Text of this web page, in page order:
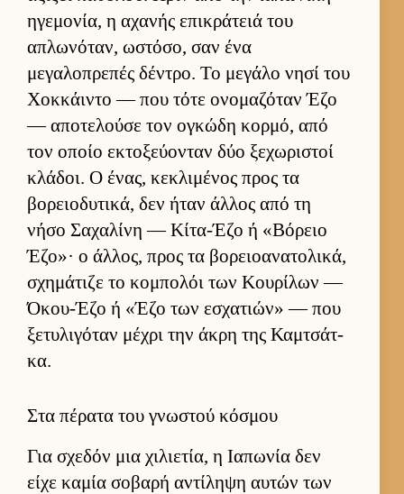
ηγεμονία, η αχανής επικράτειά του
απλωνόταν, ωστόσο, σαν ένα
μεγαλοπρεπές δέντρο. Το μεγάλο νησί του
Χοκ­κάι­ντο — που τότε ονομαζόταν Έζο
— αποτελούσε τον ογκώδη κορ­μό, από
τον οποίο εκτοξεύ­ονταν δύο ξεχωριστοί
κλάδοι. Ο ένας, κεκλιμένος προς τα
βορειο­δυτικά, δεν ήταν άλ­λος από τη
νήσο Σαχαλίνη — Κίτα-Έζο ή «Βόρειο
Έζο»· ο άλ­λος, προς τα βορειο­ανατολικά,
σχημάτιζε το κομπολόι των Κου­ρίλων —
Όκου-Έζο ή «Έζο των εσχατιών» — που
ξετυλιγόταν μέχρι την άκρη της Καμ­τσάτ­
κα.
Στα πέρατα του γνωστού κόσμου
Για σχεδόν μια χιλιε­τία, η Ια­πωνία δεν
είχε καμία σοβαρή αντίληψη αυ­τών των